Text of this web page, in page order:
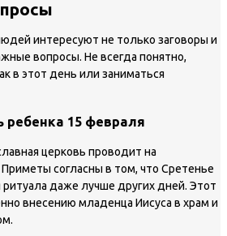
интересуют не только заговоры и
вопросы. Не всегда понятно,
в этот день или заниматься
ребенка 15 февраля
церковь проводит на
согласны в том, что Сретенье
даже лучше других дней. Этот
внесению младенца Иисуса в храм и